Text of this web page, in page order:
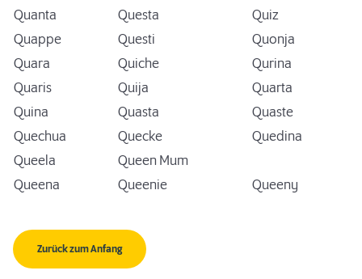
Quanta
Questa
Quiz
Quappe
Questi
Quonja
Quara
Quiche
Qurina
Quaris
Quija
Quarta
Quina
Quasta
Quaste
Quechua
Quecke
Quedina
Queela
Queen Mum
Queena
Queenie Queeny
Zurück zum Anfang